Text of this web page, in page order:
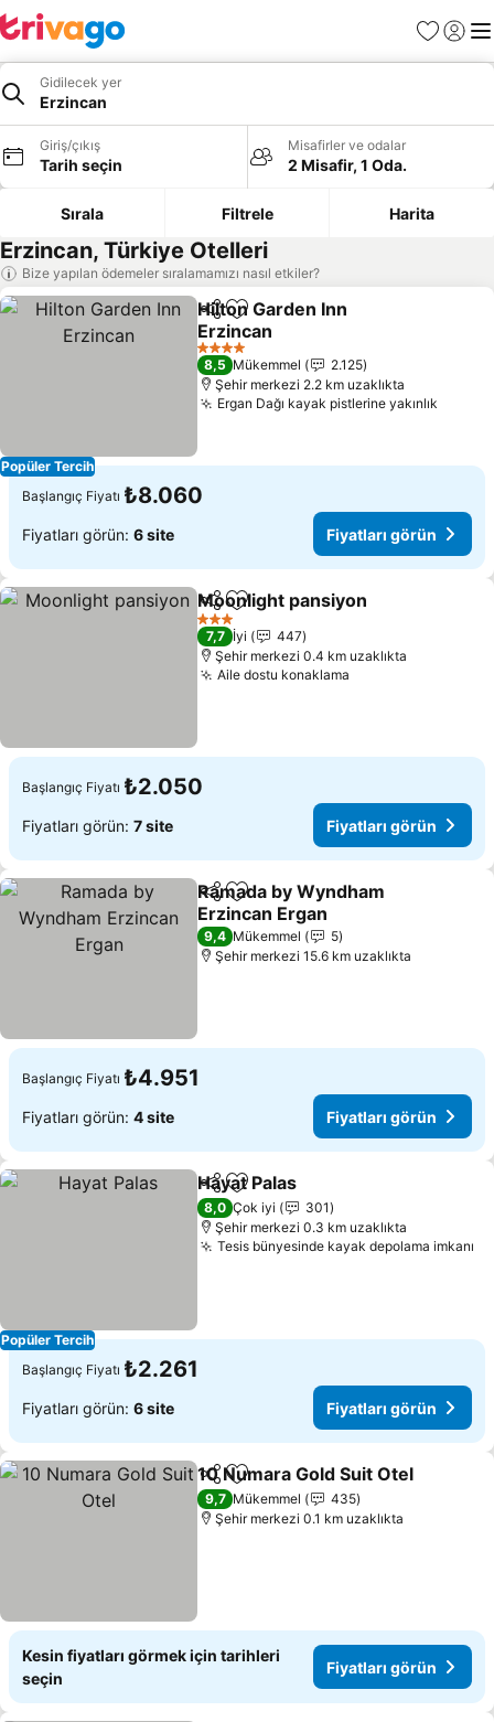
Favoriler
Giriş
Gidilecek yer
Erzincan
Giriş/çıkış
Tarih seçin
Misafirler ve odalar
2 Misafir, 1 Oda.
Sırala Filtrele Harita
Erzincan, Türkiye Otelleri
Bize yapılan ödemeler sıralamamızı nasıl etkiler?
Popüler Tercih
PaylaşFavorilerime ekle
Hilton Garden Inn
Erzincan
Fiyatları görün
4 Yıldız
8,5 Mükemmel
2.125
Şehir merkezi 2.2 km uzaklıkta
Ergan Dağı kayak pistlerine yakınlık
Başlangıç Fiyatı ₺8.060
Fiyatları görün: 6 site Fiyatları görün
PaylaşFavorilerime ekle
Moonlight pansiyon
3 Yıldız
7,7 İyi
447
Şehir merkezi 0.4 km uzaklıkta
Aile dostu konaklama
Başlangıç Fiyatı ₺2.050
Fiyatları görün: 7 site Fiyatları görün
PaylaşFavorilerime ekle
Ramada by Wyndham
Erzincan Ergan
Fiyatları görün
9,4 Mükemmel
5
Şehir merkezi 15.6 km uzaklıkta
Başlangıç Fiyatı ₺4.951
Fiyatları görün: 4 site Fiyatları görün
Popüler Tercih
PaylaşFavorilerime ekle
Hayat Palas
8,0 Çok iyi
301
Şehir merkezi 0.3 km uzaklıkta
Tesis bünyesinde kayak depolama imkanı
Başlangıç Fiyatı ₺2.261
Fiyatları görün: 6 site Fiyatları görün
PaylaşFavorilerime ekle
10 Numara Gold Suit Otel
9,7 Mükemmel
435
Şehir merkezi 0.1 km uzaklıkta
Kesin fiyatları görmek için tarihleri
seçin
Fiyatları görün